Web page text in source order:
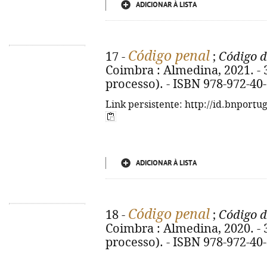
ADICIONAR À LISTA
17 - Código penal ; Código
Coimbra : Almedina, 2021. -
processo). - ISBN 978-972-
Link persistente: http://
ADICIONAR À LISTA
18 - Código penal ; Código
Coimbra : Almedina, 2020. -
processo). - ISBN 978-972-